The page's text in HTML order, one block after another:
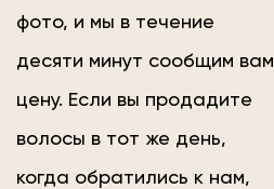
фото, и мы в течение
десяти минут сообщим вам
цену. Если вы продадите
волосы в тот же день,
когда обратились к нам,